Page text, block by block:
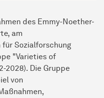
des Emmy-Noether-
am
Sozialforschung
"Varieties of
2028). Die Gruppe
von